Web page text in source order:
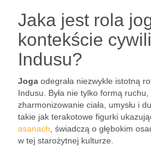
Jaka jest rola
kontekście
Indusu?
Joga odegrała niezwykle istotną
Indusu. Była nie tylko formą
zharmonizowanie ciała, umysłu i
takie jak terakotowe figurki
asanach , świadczą o głębokim
w tej starożytnej kulturze.